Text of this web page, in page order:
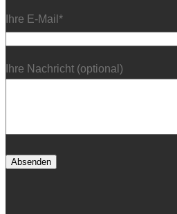
Ihre E-Mail*
Ihre Nachricht (optional)